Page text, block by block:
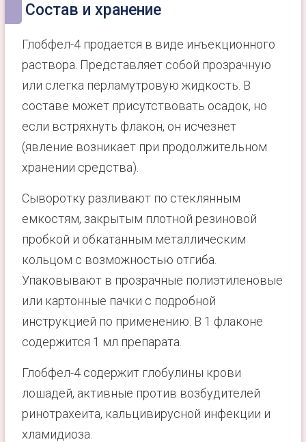
Состав и хранение
Глобфел-4 продается в виде инъекционного
раствора. Представляет собой прозрачную
или слегка перламутровую жидкость. В
составе может присутствовать осадок, но
если встряхнуть флакон, он исчезнет
(явление возникает при продолжительном
хранении средства).
Сыворотку разливают по стеклянным
емкостям, закрытым плотной резиновой
пробкой и обкатанным металлическим
кольцом с возможностью отгиба.
Упаковывают в прозрачные полиэтиленовые
или картонные пачки с подробной
инструкцией по применению. В 1 флаконе
содержится 1 мл препарата.
Глобфел-4 содержит глобулины крови
лошадей, активные против возбудителей
ринотрахеита, кальцивирусной инфекции и
хламидиоза.